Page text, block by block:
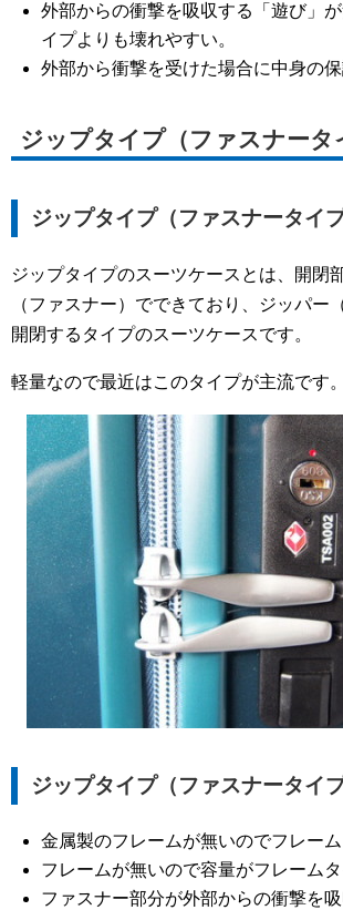
外部からの衝撃を吸収する「遊び」
イプよりも壊れやすい。
外部から衝撃を受けた場合に中身の保
ジップタイプ（ファスナータ
ジップタイプ（ファスナータイ
ジップタイプのスーツケースとは、開閉
（ファスナー）でできており、ジッパー
開閉するタイプのスーツケースです。
軽量なので最近はこのタイプが主流です。
ジップタイプ（ファスナータイ
金属製のフレームが無いのでフレーム
フレームが無いので容量がフレームタ
ファスナー部分が外部からの衝撃を